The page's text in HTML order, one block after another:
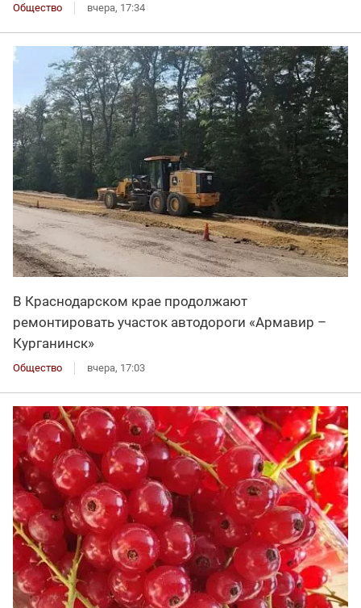
Общество вчера, 17:34
В Краснодарском крае продолжают
ремонтировать участок автодороги «Армавир –
Курганинск»
Общество вчера, 17:03